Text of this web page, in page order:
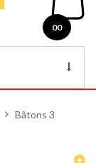
00
> Bâtons 3